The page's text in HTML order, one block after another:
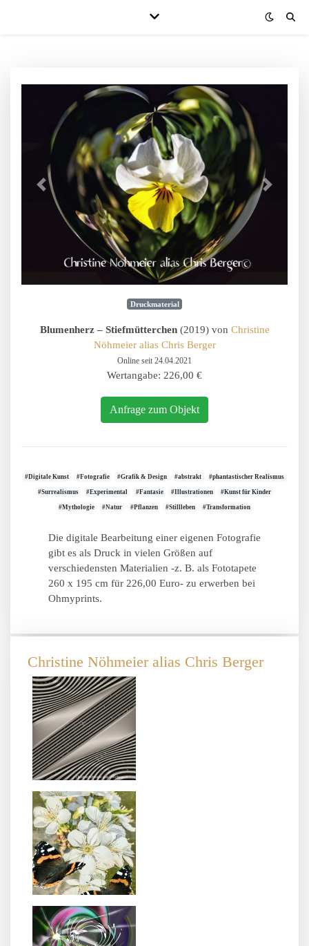
Druckmaterial
Blumenherz – Stiefmütterchen(2019) von Christine
Nöhmeier alias Chris Berger
Online seit 24.04.2021
Wertangabe: 226,00 €
Anfrage zum Objekt
#Digitale Kunst #Fotografie #Grafik & Design #abstrakt #phantastischer Realismus
#Surrealismus #Experimental #Fantasie #Illustrationen #Kunst für Kinder
#Mythologie #Natur #Pflanzen #Stillleben #Transformation
Die digitale Bearbeitung einer eigenen Fotografie
gibt es als Druck in vielen Größen auf
verschiedensten Materialien -z. B. als Fototapete
260 x 195 cm für 226,00 Euro- zu erwerben bei
Ohmyprints.
Christine Nöhmeier alias Chris Berger